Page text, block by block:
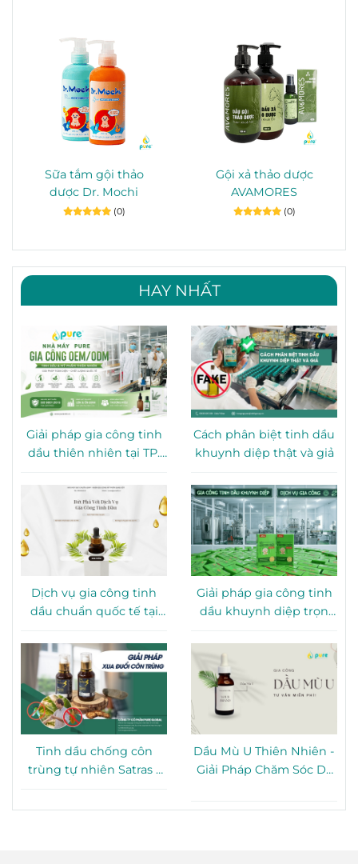
Sữa tắm gội thảo
dược Dr. Mochi
(0)
Gội xả thảo dược
AVAMORES
(0)
HAY NHẤT
Giải pháp gia công tinh
dầu thiên nhiên tại TP.
Cách phân biệt tinh dầu
khuynh diệp thật và giả
Dịch vụ gia công tinh
dầu chuẩn quốc tế tại
Giải pháp gia công tinh
dầu khuynh diệp trọn
Tinh dầu chống côn
trùng tự nhiên Satras -
đình hiệu quả
Dầu Mù U Thiên Nhiên -
Giải Pháp Chăm Sóc Da
Nhiên